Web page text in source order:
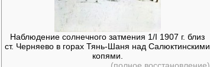
Наблюдение солнечного затмения 1/I 1907 г. близ
ст. Черняево в горах Тянь-Шаня над Салюктинскими
копями.
(полное восстановление)